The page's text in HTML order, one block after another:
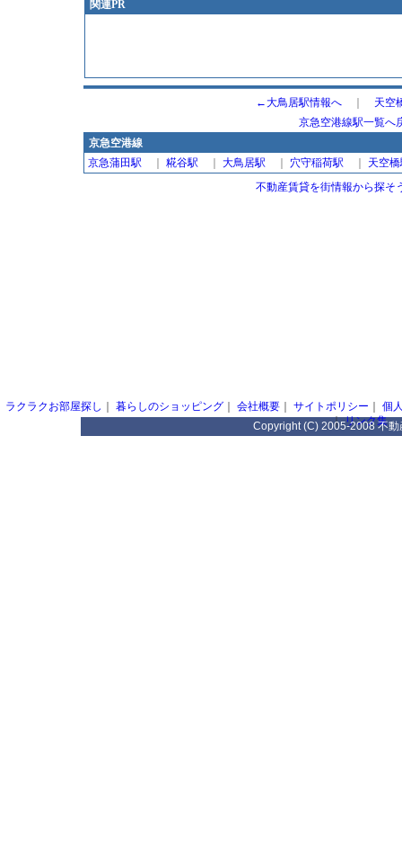
関連PR
←大鳥居駅情報へ｜
天空
京急空港線駅一覧へ
京急空港線
京急蒲田駅
糀谷駅 大鳥居駅 穴守稲荷駅
天空
不動産賃貸を街情報から探そ
ラクラクお部屋探し 暮らしのショッピング｜ 会社概要｜ サイトポリシー
個
｜リンク集
Copyright (C) 2005-2008 不